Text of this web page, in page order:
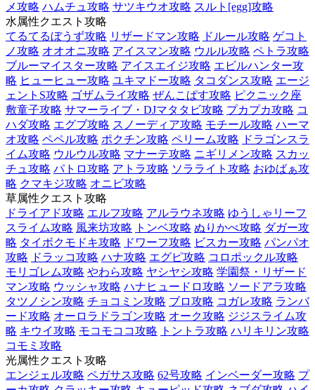
メ攻略 ハムチュ攻略 サツキウオ攻略 スルト[egg]攻略
水属性クエスト攻略
てるてるぼうず攻略 リザードマン攻略 ドルール攻略 ゲコト
ノ攻略 オオオニ攻略 アイスマン攻略 ウルル攻略 ペトラ攻略
ブルーマイスター攻略 アイスエイジ攻略 エビルハンター攻
略 ヒューヒュー攻略 ユキマドー攻略 タコダンス攻略 エージ
ェントS攻略 ゴザムライ攻略 ぜんこぱす攻略 ピクニック座
敷童子攻略 サマーライブ・DJマタタビ攻略 プカプカ攻略 コ
ハダ攻略 エグブ攻略 スノーディア攻略 モチール攻略 ハーマ
オ攻略 ペペル攻略 ポクチン攻略 ペリーム攻略 ドラゴンスラ
イム攻略 ウルウル攻略 マナーテ攻略 ニギリメン攻略 スカッ
チュ攻略 パトロ攻略 アトラ攻略 ソラライト攻略 おゆばぁ攻
略 クマキジ攻略 オニビ攻略
草属性クエスト攻略
ドライアド攻略 エルフ攻略 アルラウネ攻略 ゆうしゃリーフ
スライム攻略 風来坊攻略 トンベ攻略 ぬりかべ攻略 ダガー攻
略 タイボクモドキ攻略 ドワーフ攻略 ビスカー攻略 パンパオ
攻略 ドラッコ攻略 ハナ攻略 エグピ攻略 コロポックル攻略
モリゴレム攻略 やわら攻略 ヤシヤシ攻略 学園祭・リザード
マン攻略 ウッシャ攻略 ハナヒュードロ攻略 ソードアラ攻略
タツノシン攻略 チョコミン攻略 ブロ攻略 コガレ攻略 ランバ
ード攻略 オーロラドラゴン攻略 オーク攻略 ジジスライム攻
略 キウイ攻略 モコモココ攻略 トントラ攻略 ハリキリン攻略
コモミ攻略
光属性クエスト攻略
エンジェル攻略 ペガサス攻略 62号攻略 インベーダー攻略 プ